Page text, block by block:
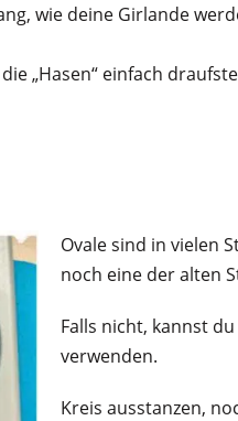
wie deine Girlande
„Hasen“ einfach
Ovale sind in vielen
noch eine der alten
Falls nicht, kannst
verwenden.
Kreis ausstanzen,